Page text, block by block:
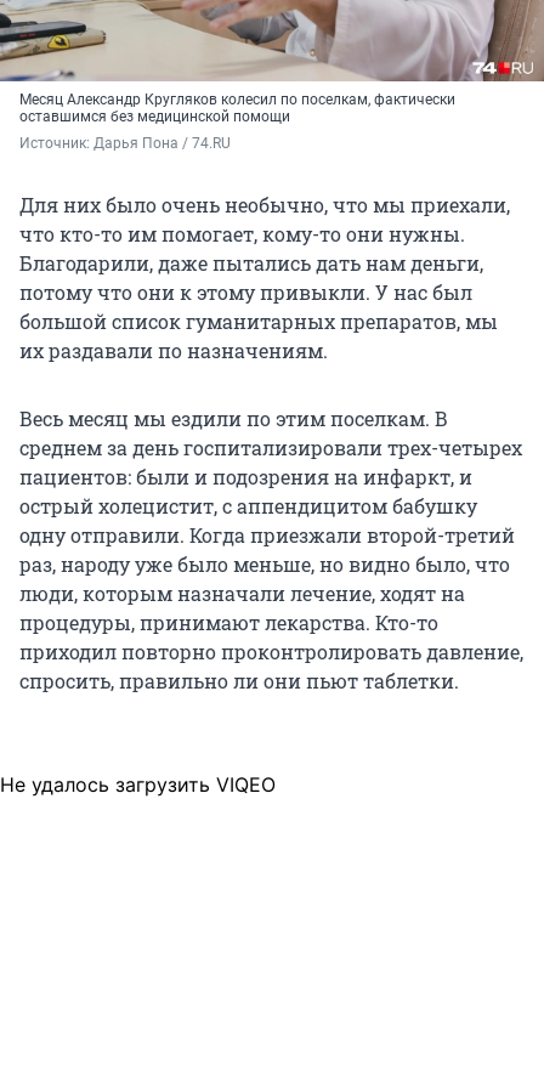
Месяц Александр Кругляков колесил по поселкам, фактически
оставшимся без медицинской помощи
Источник: Дарья Пона / 74.RU
Для них было очень необычно, что мы приехали,
что кто-то им помогает, кому-то они нужны.
Благодарили, даже пытались дать нам деньги,
потому что они к этому привыкли. У нас был
большой список гуманитарных препаратов, мы
их раздавали по назначениям.
Весь месяц мы ездили по этим поселкам. В
среднем за день госпитализировали трех-четырех
пациентов: были и подозрения на инфаркт, и
острый холецистит, с аппендицитом бабушку
одну отправили. Когда приезжали второй-третий
раз, народу уже было меньше, но видно было, что
люди, которым назначали лечение, ходят на
процедуры, принимают лекарства. Кто-то
приходил повторно проконтролировать давление,
спросить, правильно ли они пьют таблетки.
Не удалось загрузить VIQEO